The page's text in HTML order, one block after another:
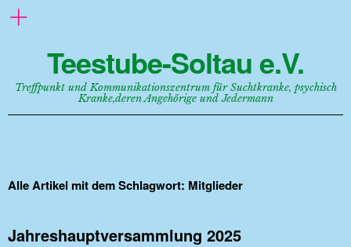
Teestube-Soltau e.V.
Treffpunkt und Kommunikationszentrum für Suchtkranke, psychisch
Kranke,deren Angehörige und Jedermann
Alle Artikel mit dem Schlagwort: Mitglieder
Jahreshauptversammlung 2025